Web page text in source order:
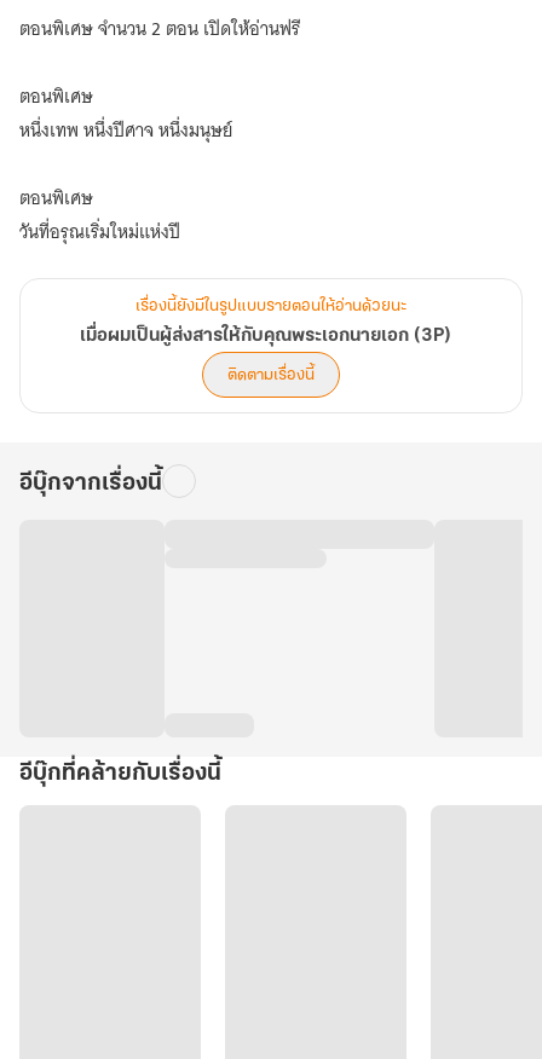
กับ
คุณ
ตอนพิเศษ จำนวน 2 ตอน เปิดให้อ่านฟรี
ตอนพิเศษ
หนึ่งเทพ หนึ่งปีศาจ หนึ่งมนุษย์
ตอนพิเศษ
วันที่อรุณเริ่มใหม่แห่งปี
เรื่องนี้ยังมีในรูปแบบรายตอนให้อ่านด้วยนะ
เมื่อผมเป็นผู้ส่งสารให้กับคุณพระเอกนายเอก (3P)
ติดตามเรื่องนี้
อีบุ๊กจากเรื่องนี้
อีบุ๊กที่คล้ายกับเรื่องนี้